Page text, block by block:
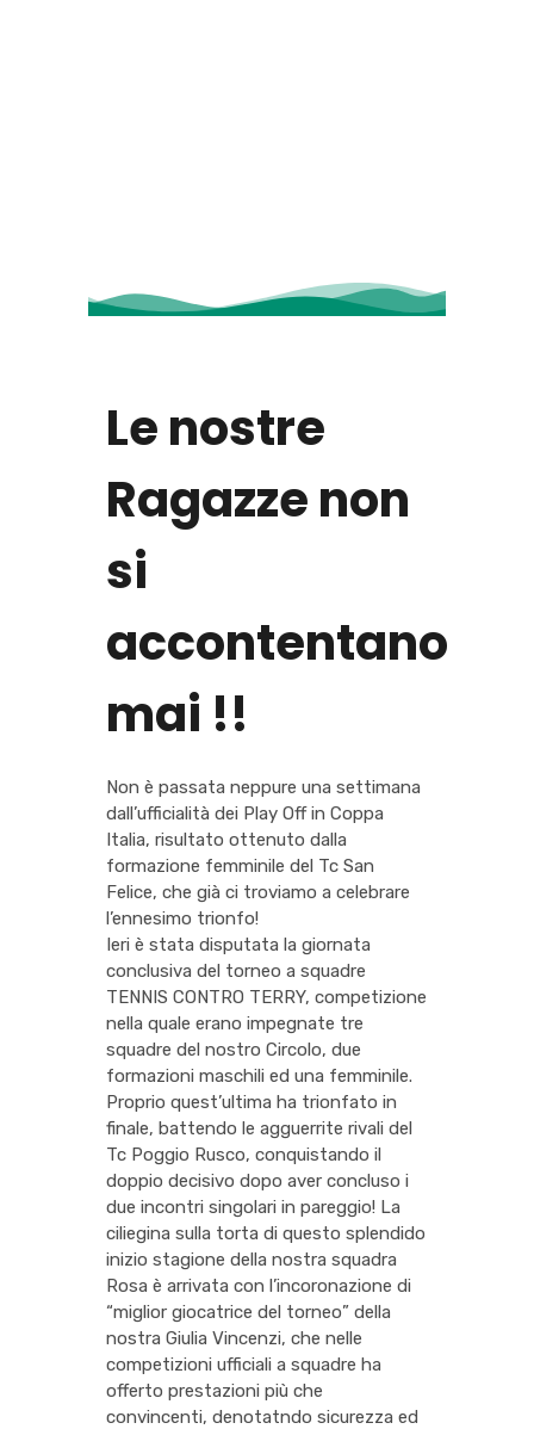
Le nostre
Ragazze non
si
accontentano
mai !!
Non è passata neppure una settimana
dall’ufficialità dei Play Off in Coppa
Italia, risultato ottenuto dalla
formazione femminile del Tc San
Felice, che già ci troviamo a celebrare
l’ennesimo trionfo!
Ieri è stata disputata la giornata
conclusiva del torneo a squadre
TENNIS CONTRO TERRY, competizione
nella quale erano impegnate tre
squadre del nostro Circolo, due
formazioni maschili ed una femminile.
Proprio quest’ultima ha trionfato in
finale, battendo le agguerrite rivali del
Tc Poggio Rusco, conquistando il
doppio decisivo dopo aver concluso i
due incontri singolari in pareggio! La
ciliegina sulla torta di questo splendido
inizio stagione della nostra squadra
Rosa è arrivata con l’incoronazione di
“miglior giocatrice del torneo” della
nostra Giulia Vincenzi, che nelle
competizioni ufficiali a squadre ha
offerto prestazioni più che
convincenti, denotatndo sicurezza ed